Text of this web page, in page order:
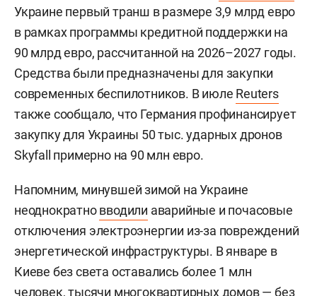
Украине первый транш в размере 3,9 млрд евро
в рамках программы кредитной поддержки на
90 млрд евро, рассчитанной на 2026–2027 годы.
Средства были предназначены для закупки
современных беспилотников. В июле Reuters
также сообщало, что Германия профинансирует
закупку для Украины 50 тыс. ударных дронов
Skyfall примерно на 90 млн евро.
Напомним, минувшей зимой на Украине
неоднократновводили аварийные и почасовые
отключения электроэнергии из-за повреждений
энергетической инфраструктуры. В январе в
Киеве без света оставались более 1 млн
человек, тысячи многоквартирных домов — без